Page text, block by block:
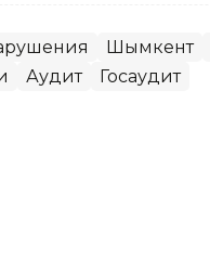
Шымкент
Аудит Госаудит